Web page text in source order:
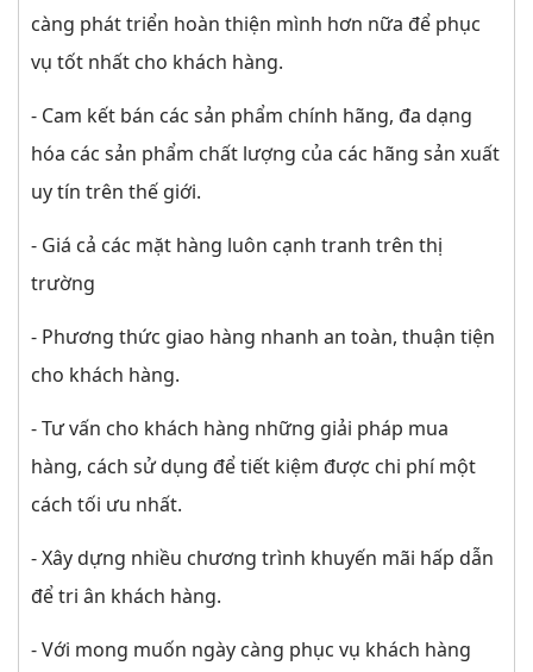
càng phát triển hoàn thiện mình hơn nữa để phục
vụ tốt nhất cho khách hàng.
- Cam kết bán các sản phẩm chính hãng, đa dạng
hóa các sản phẩm chất lượng của các hãng sản xuất
uy tín trên thế giới.
- Giá cả các mặt hàng luôn cạnh tranh trên thị
trường
- Phương thức giao hàng nhanh an toàn, thuận tiện
cho khách hàng.
- Tư vấn cho khách hàng những giải pháp mua
hàng, cách sử dụng để tiết kiệm được chi phí một
cách tối ưu nhất.
- Xây dựng nhiều chương trình khuyến mãi hấp dẫn
để tri ân khách hàng.
- Với mong muốn ngày càng phục vụ khách hàng